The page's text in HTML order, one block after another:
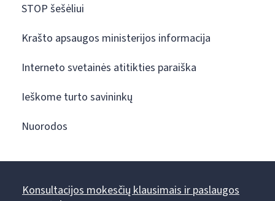
STOP šešėliui
Krašto apsaugos ministerijos informacija
Interneto svetainės atitikties paraiška
Ieškome turto savininkų
Nuorodos
Konsultacijos mokesčių klausimais ir paslaugos